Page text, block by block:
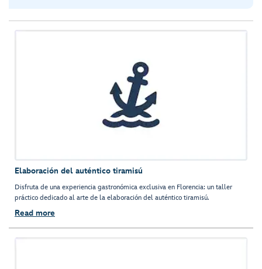
Elaboración del auténtico tiramisú
Disfruta de una experiencia gastronómica exclusiva en Florencia: un taller
práctico dedicado al arte de la elaboración del auténtico tiramisú.
Read more